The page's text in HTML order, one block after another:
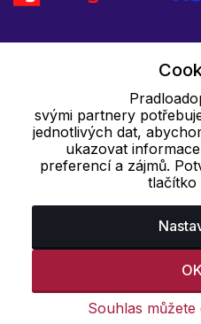
svými partnery
jednotlivých dat,
ukazovat
preferencí a zájmů.
tlačítko
OK
Souhlas